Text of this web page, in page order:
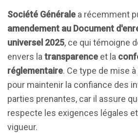
Société Générale a récemment
amendement au Document
universel 2025, ce qui témoigne
envers la transparence et la
réglementaire. Ce type de mise
pour maintenir la confiance des
parties prenantes, car il assure
respecte les exigences légales
vigueur.